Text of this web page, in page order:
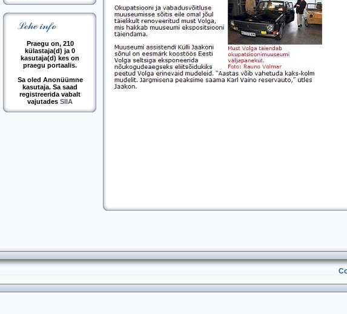
Praegu on, 210
külastaja(d) ja 0
kasutaja(d) kes on
praegu portaalis.
Sa oled Anonüümne
kasutaja. Sa saad
registreerida vabalt
vajutades SIIA